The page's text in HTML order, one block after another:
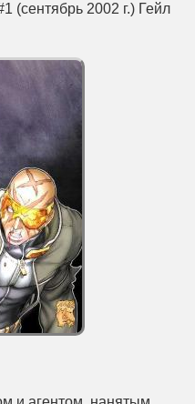
(сентябрь 2002 г.) Гейл